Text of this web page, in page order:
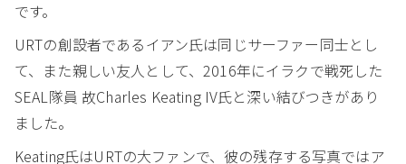
です。
URTの創設者であるイアン氏は同じサーファー同士とし
て、また親しい友人として、2016年にイラクで戦死した
SEAL隊員 故Charles Keating IV氏と深い結びつきがあり
ました。
Keating氏はURTの大ファンで、彼の残存する写真ではア